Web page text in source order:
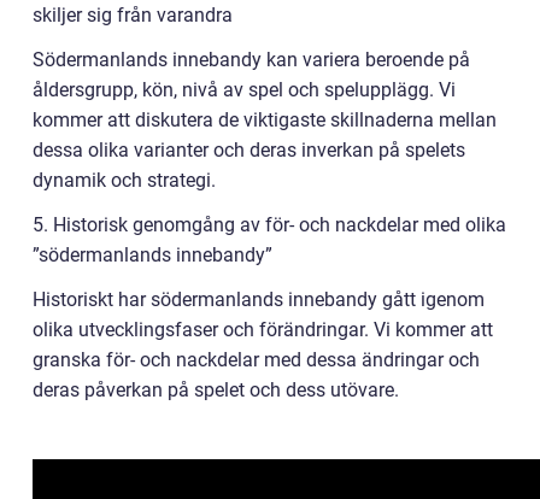
skiljer sig från varandra
Södermanlands innebandy kan variera beroende på
åldersgrupp, kön, nivå av spel och spelupplägg. Vi
kommer att diskutera de viktigaste skillnaderna mellan
dessa olika varianter och deras inverkan på spelets
dynamik och strategi.
5. Historisk genomgång av för- och nackdelar med olika
”södermanlands innebandy”
Historiskt har södermanlands innebandy gått igenom
olika utvecklingsfaser och förändringar. Vi kommer att
granska för- och nackdelar med dessa ändringar och
deras påverkan på spelet och dess utövare.